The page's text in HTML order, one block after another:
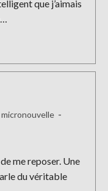
que j’aimais
micronouvelle
me reposer. Une
du véritable